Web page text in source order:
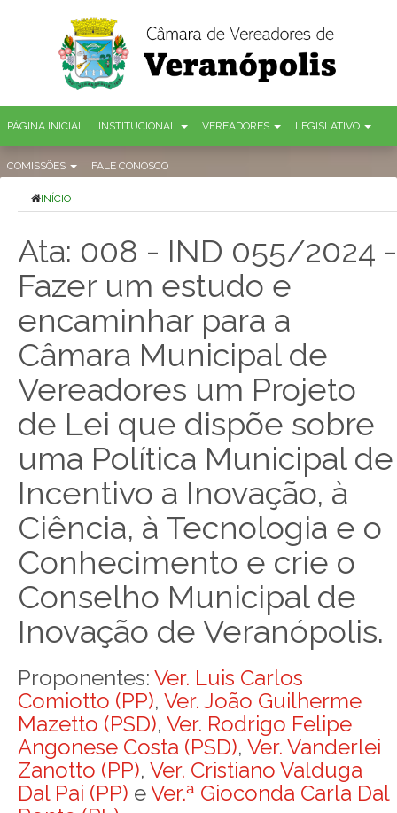
PÁGINA INICIAL INSTITUCIONAL VEREADORES LEGISLATIVO
COMISSÕES FALE CONOSCO
INÍCIO
Ata: 008 - IND 055/2024 -
Fazer um estudo e
encaminhar para a
Câmara Municipal de
Vereadores um Projeto
de Lei que dispõe sobre
uma Política Municipal de
Incentivo a Inovação, à
Ciência, à Tecnologia e o
Conhecimento e crie o
Conselho Municipal de
Inovação de Veranópolis.
Proponentes: Ver. Luis Carlos
Comiotto (PP), Ver. João Guilherme
Mazetto (PSD), Ver. Rodrigo Felipe
Angonese Costa (PSD), Ver. Vanderlei
Zanotto (PP), Ver. Cristiano Valduga
Dal Pai (PP) eVer.ª Gioconda Carla Dal